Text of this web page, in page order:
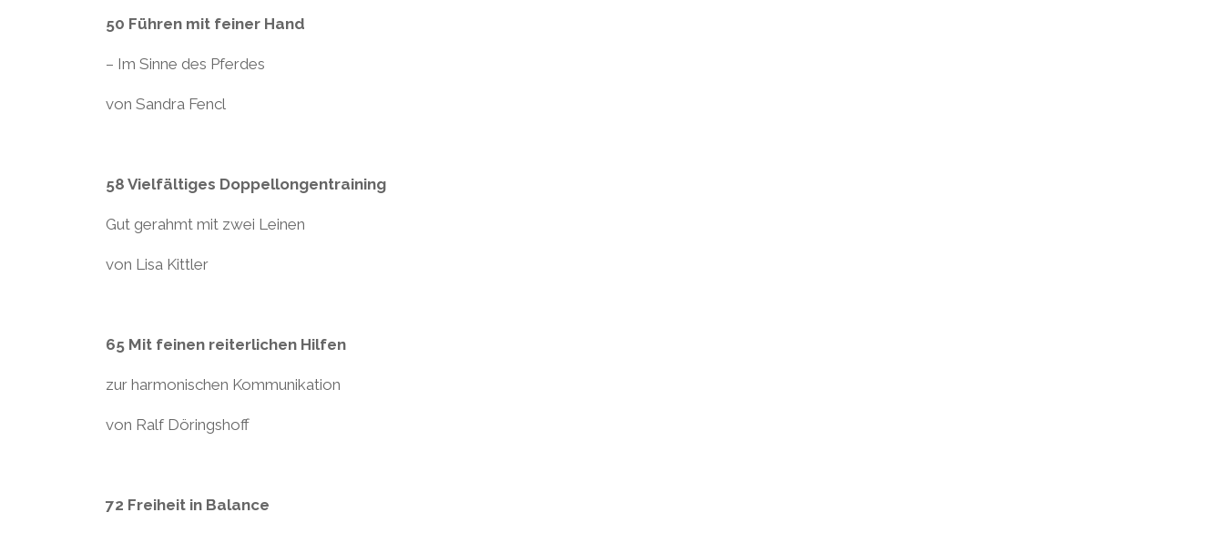
50 Führen mit feiner Hand
– Im Sinne des Pferdes
von Sandra Fencl
58 Vielfältiges Doppellongentraining
Gut gerahmt mit zwei Leinen
von Lisa Kittler
65 Mit feinen reiterlichen Hilfen
zur harmonischen Kommunikation
von Ralf Döringshoff
72 Freiheit in Balance